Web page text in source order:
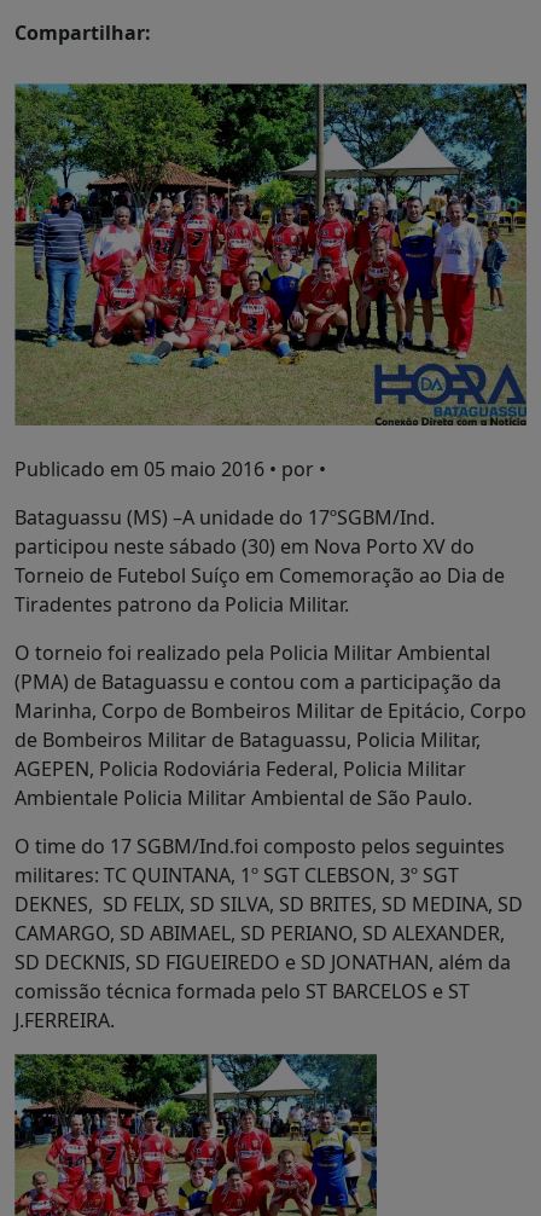
Compartilhar:
Publicado em 05 maio 2016 • por •
Bataguassu (MS) –A unidade do 17ºSGBM/Ind.
participou neste sábado (30) em Nova Porto XV do
Torneio de Futebol Suíço em Comemoração ao Dia de
Tiradentes patrono da Policia Militar.
O torneio foi realizado pela Policia Militar Ambiental
(PMA) de Bataguassu e contou com a participação da
Marinha, Corpo de Bombeiros Militar de Epitácio, Corpo
de Bombeiros Militar de Bataguassu, Policia Militar,
AGEPEN, Policia Rodoviária Federal, Policia Militar
Ambientale Policia Militar Ambiental de São Paulo.
O time do 17 SGBM/Ind.foi composto pelos seguintes
militares: TC QUINTANA, 1º SGT CLEBSON, 3º SGT
DEKNES, SD FELIX, SD SILVA, SD BRITES, SD MEDINA, SD
CAMARGO, SD ABIMAEL, SD PERIANO, SD ALEXANDER,
SD DECKNIS, SD FIGUEIREDO e SD JONATHAN, além da
comissão técnica formada pelo ST BARCELOS e ST
J.FERREIRA.